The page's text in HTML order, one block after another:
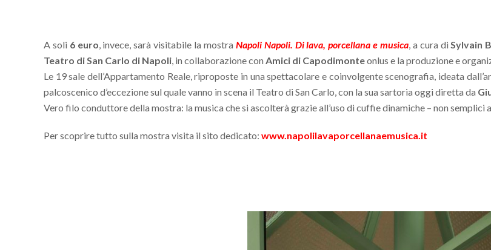
A soli 6 euro , invece, sarà visitabile la mostra Napoli Napoli. Di lava, porcellana e musica , a cura di Sylvain
Teatro di San Carlo di Napoli , in collaborazione con Amici di Capodimonteonlus e la produzione e
Le 19 sale dell’Appartamento Reale, riproposte in una spettacolare e coinvolgente scenografia, ideata
palcoscenico d’eccezione sul quale vanno in scena il Teatro di San Carlo, con la sua sartoria oggi diretta da
Vero filo conduttore della mostra: la musica che si ascolterà grazie all’uso di cuffie dinamiche – non semplici
Per scoprire tutto sulla mostra visita il sito dedicato: www.napolilavaporcellanaemusica.it